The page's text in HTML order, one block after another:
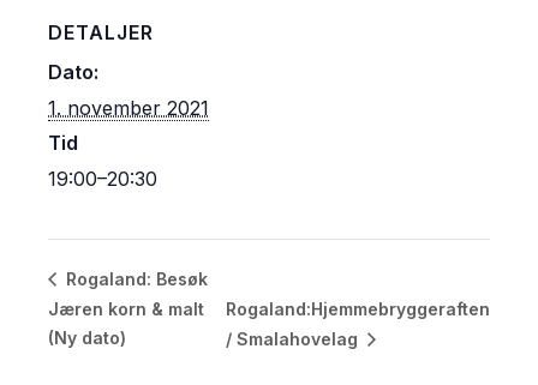
DETALJER
Dato:
1. november 2021
Tid
19:00–20:30
Rogaland: Besøk
Jæren korn & malt
(Ny dato)
Rogaland:Hjemmebryggeraften
/ Smalahovelag